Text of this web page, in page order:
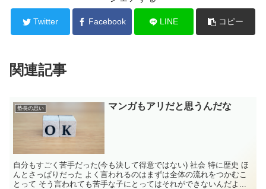
Twitter Facebook LINE コピー
関連記事
塾長の思い マンガもアリだと思うんだな
自分もすごく苦手だった(今も決して得意ではない) 社会 特に歴史 ほ
んとさっぱりだった よく言われるのはまずは全体の流れをつかむこ
とって そう言われても苦手な子にとってはそれができないんだよ...